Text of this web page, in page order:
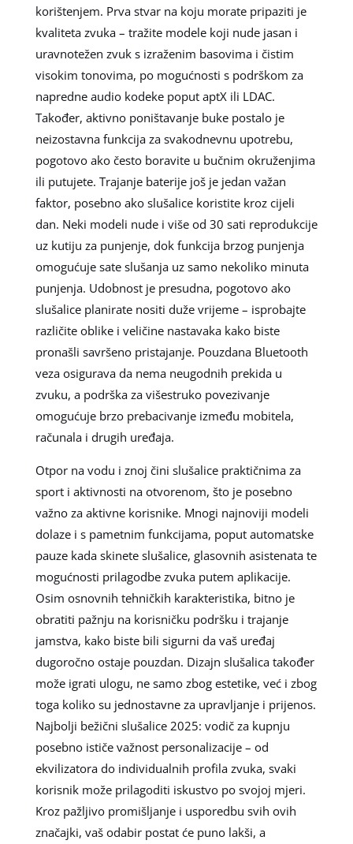
korištenjem. Prva stvar na koju morate pripaziti je
kvaliteta zvuka – tražite modele koji nude jasan i
uravnotežen zvuk s izraženim basovima i čistim
visokim tonovima, po mogućnosti s podrškom za
napredne audio kodeke poput aptX ili LDAC.
Također, aktivno poništavanje buke postalo je
neizostavna funkcija za svakodnevnu upotrebu,
pogotovo ako često boravite u bučnim okruženjima
ili putujete. Trajanje baterije još je jedan važan
faktor, posebno ako slušalice koristite kroz cijeli
dan. Neki modeli nude i više od 30 sati reprodukcije
uz kutiju za punjenje, dok funkcija brzog punjenja
omogućuje sate slušanja uz samo nekoliko minuta
punjenja. Udobnost je presudna, pogotovo ako
slušalice planirate nositi duže vrijeme – isprobajte
različite oblike i veličine nastavaka kako biste
pronašli savršeno pristajanje. Pouzdana Bluetooth
veza osigurava da nema neugodnih prekida u
zvuku, a podrška za višestruko povezivanje
omogućuje brzo prebacivanje između mobitela,
računala i drugih uređaja.
Otpor na vodu i znoj čini slušalice praktičnima za
sport i aktivnosti na otvorenom, što je posebno
važno za aktivne korisnike. Mnogi najnoviji modeli
dolaze i s pametnim funkcijama, poput automatske
pauze kada skinete slušalice, glasovnih asistenata te
mogućnosti prilagodbe zvuka putem aplikacije.
Osim osnovnih tehničkih karakteristika, bitno je
obratiti pažnju na korisničku podršku i trajanje
jamstva, kako biste bili sigurni da vaš uređaj
dugoročno ostaje pouzdan. Dizajn slušalica također
može igrati ulogu, ne samo zbog estetike, već i zbog
toga koliko su jednostavne za upravljanje i prijenos.
Najbolji bežični slušalice 2025: vodič za kupnju
posebno ističe važnost personalizacije – od
ekvilizatora do individualnih profila zvuka, svaki
korisnik može prilagoditi iskustvo po svojoj mjeri.
Kroz pažljivo promišljanje i usporedbu svih ovih
značajki, vaš odabir postat će puno lakši, a